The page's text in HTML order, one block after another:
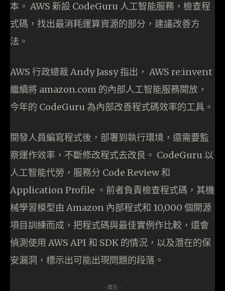
本。 AWS 新設 CodeGuru 人工智能服務，檢查程
式碼，找出最消耗運算資源的部分，建議改善方
法。
AWS 行政總裁 Andy Jassy 指出， AWS re:invent
繼續將 amazon.com 的內部人工智能服務開放，
今年的 CodeGuru 為內部改善程式碼效率的工具。
開發人員編寫程式後，部署到執行環境，還需要監
察運作效率，不斷修改程式去改良。 CodeGuru 以
人工智能代勞，服務分 Code Review 和
Application Profile 。前者負責檢查程式碼，其機
械學習模型由 Amazon 內部程式和 10,000 個開源
項目訓練而成，把程式碼與最佳實例作比較，還會
偵測使用 AWS API 和 SDK 的情況，以及潛在的保
安漏洞，標示出可能出現問題的段落。
- 廣告 -